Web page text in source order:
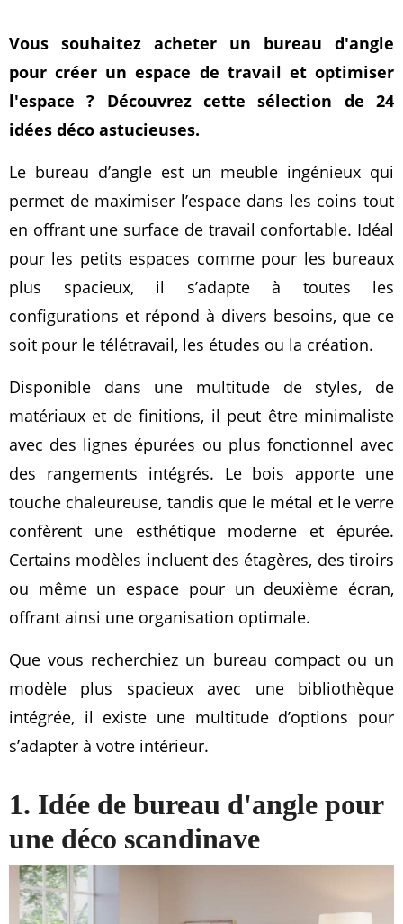
Vous souhaitez acheter un bureau d'angle
pour créer un espace de travail et optimiser
l'espace ? Découvrez cette sélection de 24
idées déco astucieuses.
Le bureau d’angle est un meuble ingénieux qui
permet de maximiser l’espace dans les coins tout
en offrant une surface de travail confortable. Idéal
pour les petits espaces comme pour les bureaux
plus spacieux, il s’adapte à toutes les
configurations et répond à divers besoins, que ce
soit pour le télétravail, les études ou la création.
Disponible dans une multitude de styles, de
matériaux et de finitions, il peut être minimaliste
avec des lignes épurées ou plus fonctionnel avec
des rangements intégrés. Le bois apporte une
touche chaleureuse, tandis que le métal et le verre
confèrent une esthétique moderne et épurée.
Certains modèles incluent des étagères, des tiroirs
ou même un espace pour un deuxième écran,
offrant ainsi une organisation optimale.
Que vous recherchiez un bureau compact ou un
modèle plus spacieux avec une bibliothèque
intégrée, il existe une multitude d’options pour
s’adapter à votre intérieur.
1. Idée de bureau d'angle pour
une déco scandinave